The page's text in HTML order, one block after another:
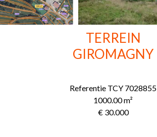
TERREIN
GIROMAGNY
Referentie TCY 7028855
1000.00m²
€ 30.000